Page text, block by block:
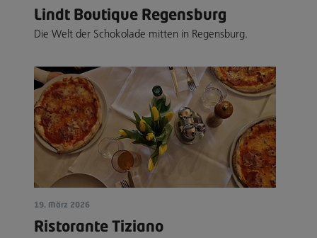
Lindt Boutique Regensburg
Die Welt der Schokolade mitten in Regensburg.
19. März 2026
Ristorante Tiziano